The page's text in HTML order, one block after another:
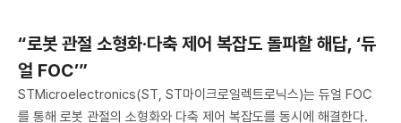
“로봇 관절 소형화·다축 제어 복잡도 돌파할 해답, ‘듀
얼 FOC’”
STMicroelectronics(ST, ST마이크로일렉트로닉스)는 듀얼 FOC
를 통해 로봇 관절의 소형화와 다축 제어 복잡도를 동시에 해결한다.